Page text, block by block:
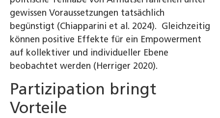
gewissen Voraussetzungen tatsächlich
begünstigt (Chiapparini et al. 2024). Gleichzeitig
können positive Effekte für ein Empowerment
auf kollektiver und individueller Ebene
beobachtet werden (Herriger 2020).
Partizipation bringt
Vorteile